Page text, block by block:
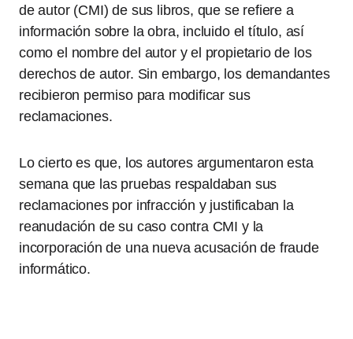
de autor (CMI) de sus libros, que se refiere a
información sobre la obra, incluido el título, así
como el nombre del autor y el propietario de los
derechos de autor. Sin embargo, los demandantes
recibieron permiso para modificar sus
reclamaciones.
Lo cierto es que, los autores argumentaron esta
semana que las pruebas respaldaban sus
reclamaciones por infracción y justificaban la
reanudación de su caso contra CMI y la
incorporación de una nueva acusación de fraude
informático.